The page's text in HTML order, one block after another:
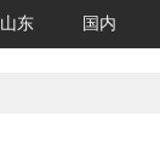
山东 国内